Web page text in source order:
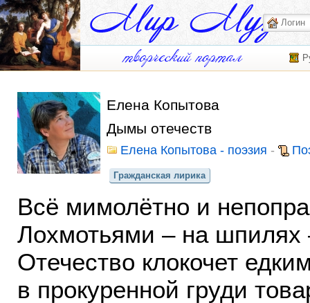
Елена Копытова
Дымы отечеств
Елена Копытова - поэзия -
Гражданская лирика
Всё мимолётно и
Лохмотьями – на шпилях
Отечество клокочет
в прокуренной груди